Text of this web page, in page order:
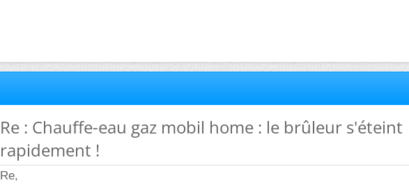
Re : Chauffe-eau gaz mobil home : le brûleur s'éteint
rapidement !
Re,